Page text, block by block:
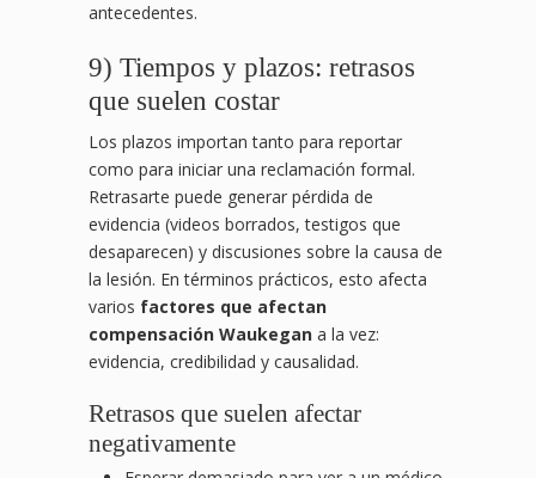
antecedentes.
9) Tiempos y plazos: retrasos
que suelen costar
Los plazos importan tanto para reportar
como para iniciar una reclamación formal.
Retrasarte puede generar pérdida de
evidencia (videos borrados, testigos que
desaparecen) y discusiones sobre la causa de
la lesión. En términos prácticos, esto afecta
varios factores que afectan
compensación Waukegan a la vez:
evidencia, credibilidad y causalidad.
Retrasos que suelen afectar
negativamente